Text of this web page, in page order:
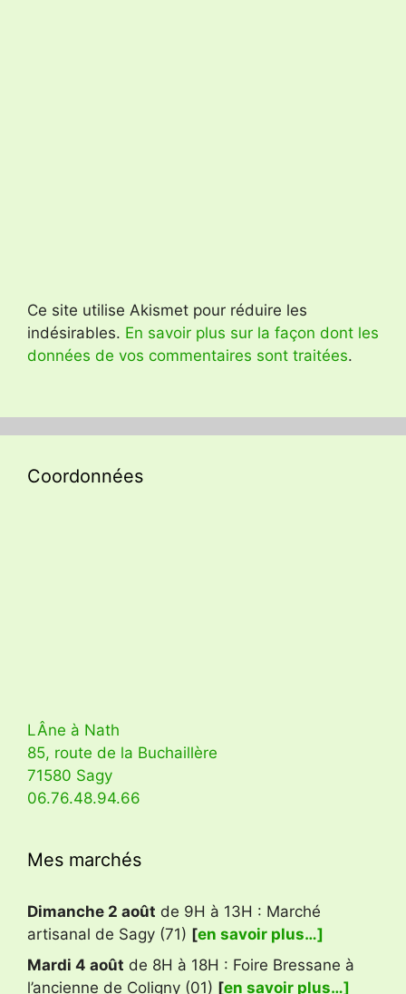
Ce site utilise Akismet pour réduire les
indésirables. En savoir plus sur la façon dont les
données de vos commentaires sont traitées.
Coordonnées
LÂne à Nath
85, route de la Buchaillère
71580 Sagy
06.76.48.94.66
Mes marchés
Dimanche 2 août de 9H à 13H : Marché
artisanal de Sagy (71) [en savoir plus…]
Mardi 4 août de 8H à 18H : Foire Bressane à
l’ancienne de Coligny (01) [en savoir plus…]